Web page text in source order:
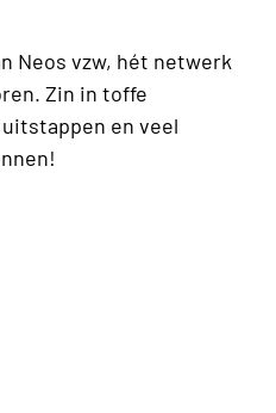
Neos vzw, hét netwerk
Zin in toffe
en veel